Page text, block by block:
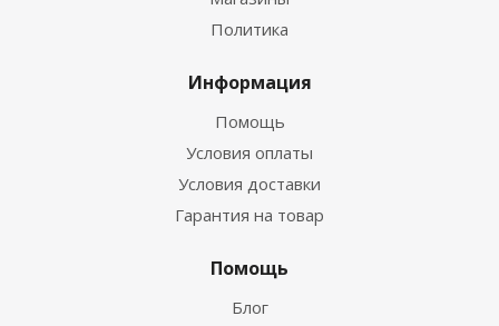
Политика
Информация
Помощь
Условия оплаты
Условия доставки
Гарантия на товар
Помощь
Блог